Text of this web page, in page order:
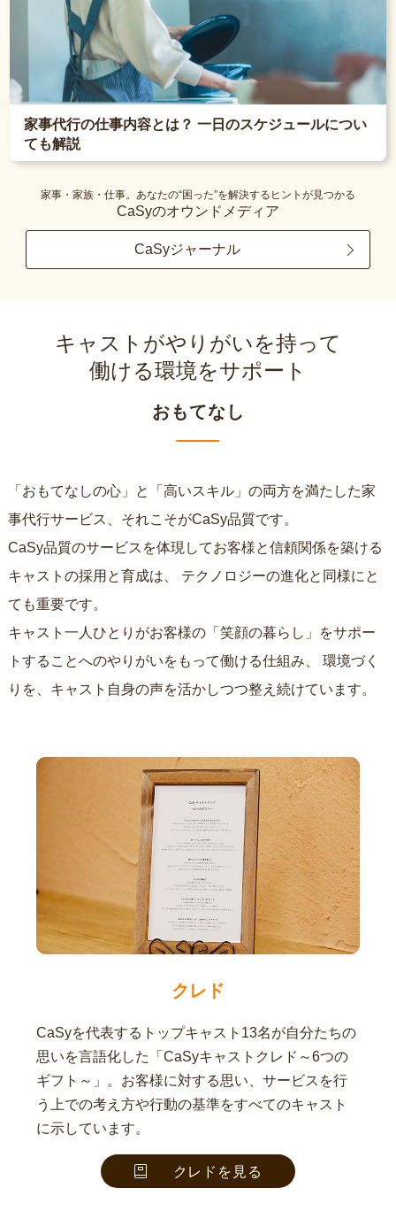
家事代行の仕事内容とは？ 一日のスケジュールについ
ても解説
家事・家族・仕事。あなたの“困った”を解決するヒントが見つかる
CaSyのオウンドメディア
CaSyジャーナル
キャストがやりがいを持って
働ける環境をサポート
おもてなし
「おもてなしの心」と「高いスキル」の両方を満たした家
事代行サービス、それこそがCaSy品質です。
CaSy品質のサービスを体現してお客様と信頼関係を築ける
キャストの採用と育成は、
ても重要です。
キャスト一人ひとりがお客様の「笑顔の暮らし」をサポー
トすることへのやりがいをもって働ける仕組み、
りを、キャスト自身の声を活かしつつ整え続けています。
クレド
CaSyを代表するトップキャスト13名が自分たちの
思いを言語化した「CaSyキャストクレド～6つの
ギフト～」。お客様に対する思い、サービスを行
う上での考え方や行動の基準をすべてのキャスト
に示しています。
クレドを見る